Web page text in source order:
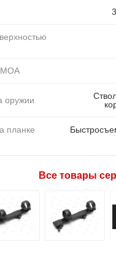
оружии
планке
Все товары